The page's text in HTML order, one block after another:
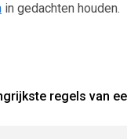
in gedachten houden.
regels van